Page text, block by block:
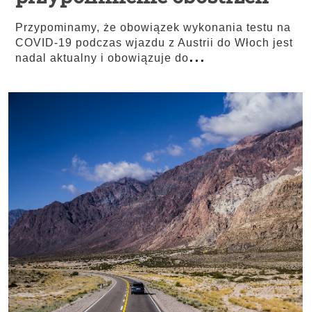
Przypominamy, że obowiązek wykonania testu na
COVID-19 podczas wjazdu z Austrii do Włoch jest
nadal aktualny i obowiązuje do...